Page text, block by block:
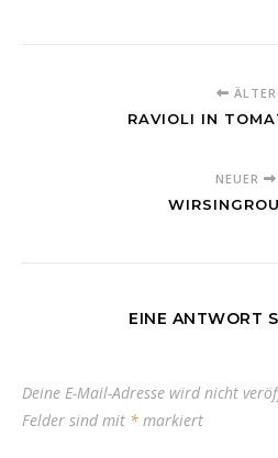
ÄLTER
RAVIOLI IN
NEUER
EINE ANTWORT
Deine E-Mail-Adresse wird nicht
Felder sind mit * markiert